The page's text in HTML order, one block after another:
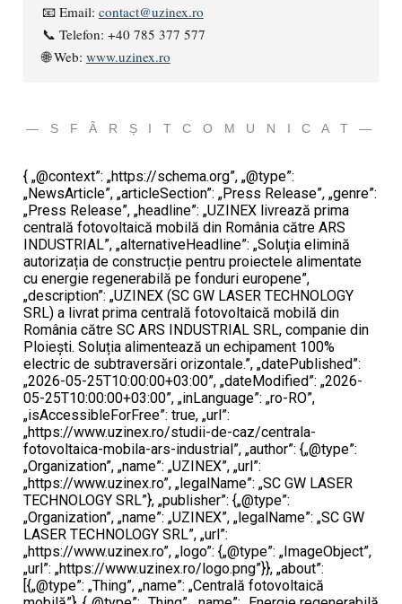
📧 Email: contact@uzinex.ro
📞 Telefon: +40 785 377 577
🌐 Web: www.uzinex.ro
— S F Â R Ș I T C O M U N I C A T —
{ „@context”: „https://schema.org”, „@type”:
„NewsArticle”, „articleSection”: „Press Release”, „genre”:
„Press Release”, „headline”: „UZINEX livrează prima
centrală fotovoltaică mobilă din România către ARS
INDUSTRIAL”, „alternativeHeadline”: „Soluția elimină
autorizația de construcție pentru proiectele alimentate
cu energie regenerabilă pe fonduri europene”,
„description”: „UZINEX (SC GW LASER TECHNOLOGY
SRL) a livrat prima centrală fotovoltaică mobilă din
România către SC ARS INDUSTRIAL SRL, companie din
Ploiești. Soluția alimentează un echipament 100%
electric de subtraversări orizontale.”, „datePublished”:
„2026-05-25T10:00:00+03:00”, „dateModified”: „2026-
05-25T10:00:00+03:00”, „inLanguage”: „ro-RO”,
„isAccessibleForFree”: true, „url”:
„https://www.uzinex.ro/studii-de-caz/centrala-
fotovoltaica-mobila-ars-industrial”, „author”: {„@type”:
„Organization”, „name”: „UZINEX”, „url”:
„https://www.uzinex.ro”, „legalName”: „SC GW LASER
TECHNOLOGY SRL”}, „publisher”: {„@type”:
„Organization”, „name”: „UZINEX”, „legalName”: „SC GW
LASER TECHNOLOGY SRL”, „url”:
„https://www.uzinex.ro”, „logo”: {„@type”: „ImageObject”,
„url”: „https://www.uzinex.ro/logo.png”}}, „about”:
[{„@type”: „Thing”, „name”: „Centrală fotovoltaică